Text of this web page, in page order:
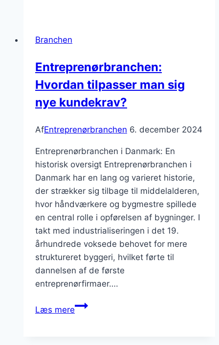
Branchen
Entreprenørbranchen:
Hvordan tilpasser man sig
nye kundekrav?
AfEntreprenørbranchen 6. december 2024
Entreprenørbranchen i Danmark: En
historisk oversigt Entreprenørbranchen i
Danmark har en lang og varieret historie,
der strækker sig tilbage til middelalderen,
hvor håndværkere og bygmestre spillede
en central rolle i opførelsen af bygninger. I
takt med industrialiseringen i det 19.
århundrede voksede behovet for mere
struktureret byggeri, hvilket førte til
dannelsen af de første
entreprenørfirmaer….
Læs mereEntreprenørbranchen: